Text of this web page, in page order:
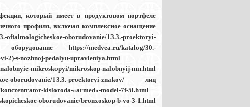
который имеет в продуктовом портфеле
профиля, включая комплексное оснащение
oborudovanie/13.3.-proektoryi-
оборудование https://medvea.ru/katalog/30.-
2)-s-nozhnoj-pedalyu-upravleniya.html
mikroskopyi/mikroskop-nalobnyij-mn.html
13.3.-proektoryi-znakov/ лиц
kisloroda-«armed»-model-7f-5l.html
oborudovanie/bronxoskop-b-vo-3-1.html